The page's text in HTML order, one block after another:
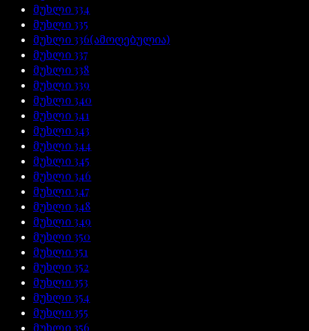
მუხლი334
მუხლი335
მუხლი336(ამოღებულია)
მუხლი337
მუხლი338
მუხლი339
მუხლი340
მუხლი341
მუხლი343
მუხლი344
მუხლი345
მუხლი346
მუხლი347
მუხლი348
მუხლი349
მუხლი350
მუხლი351
მუხლი352
მუხლი353
მუხლი354
მუხლი355
მუხლი356